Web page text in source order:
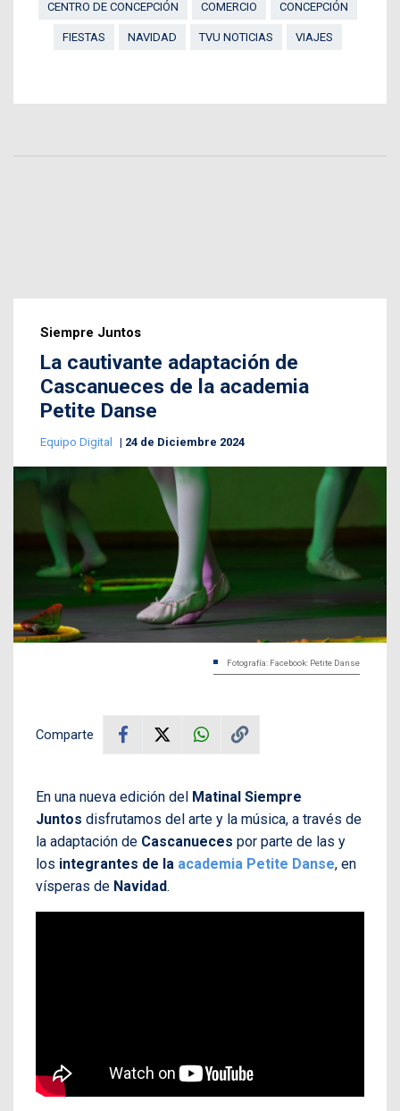
CENTRO DE CONCEPCIÓN COMERCIO CONCEPCIÓN
FIESTAS NAVIDAD TVU NOTICIAS VIAJES
Siempre Juntos
La cautivante adaptación de
Cascanueces de la academia
Petite Danse
Equipo Digital 24 de Diciembre 2024
Fotografía: Facebook: Petite Danse
Comparte
En una nueva edición del Matinal Siempre
Juntos disfrutamos del arte y la música, a través de
la adaptación de Cascanueces por parte de las y
los integrantes de la academia Petite Danse, en
vísperas de Navidad.